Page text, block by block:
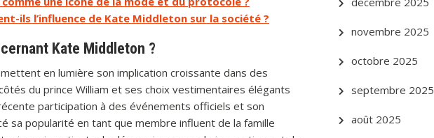
ils l’influence de Kate Middleton sur la société ?
Kate Middleton ?
en lumière son implication croissante dans des
du prince William et ses choix vestimentaires élégants
participation à des événements officiels et son
sa popularité en tant que membre influent de la famille
novembre 2025
octobre 2025
septembre 2025
août 2025